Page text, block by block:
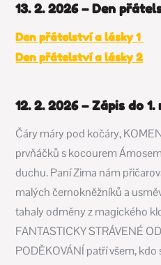
13. 2. 2026 – Den
Den přátelství a lásky 1
Den přátelství a lásky 2
12. 2. 2026 – Zápis do 1.
Čáry máry pod kočáry,
prvňáčků s kocourem
duchu.Paní Zima nám
malých černokněžníků a
tahaly odměnyz magického
FANTASTICKY STRÁVENÉ
PODĚKOVÁNÍ patří všem, kdo